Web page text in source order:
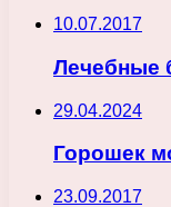
10.07.2017
Лечебные
29.04.2024
Горошек
23.09.2017